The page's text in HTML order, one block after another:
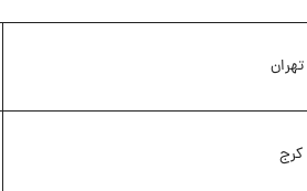
تهران
کرج